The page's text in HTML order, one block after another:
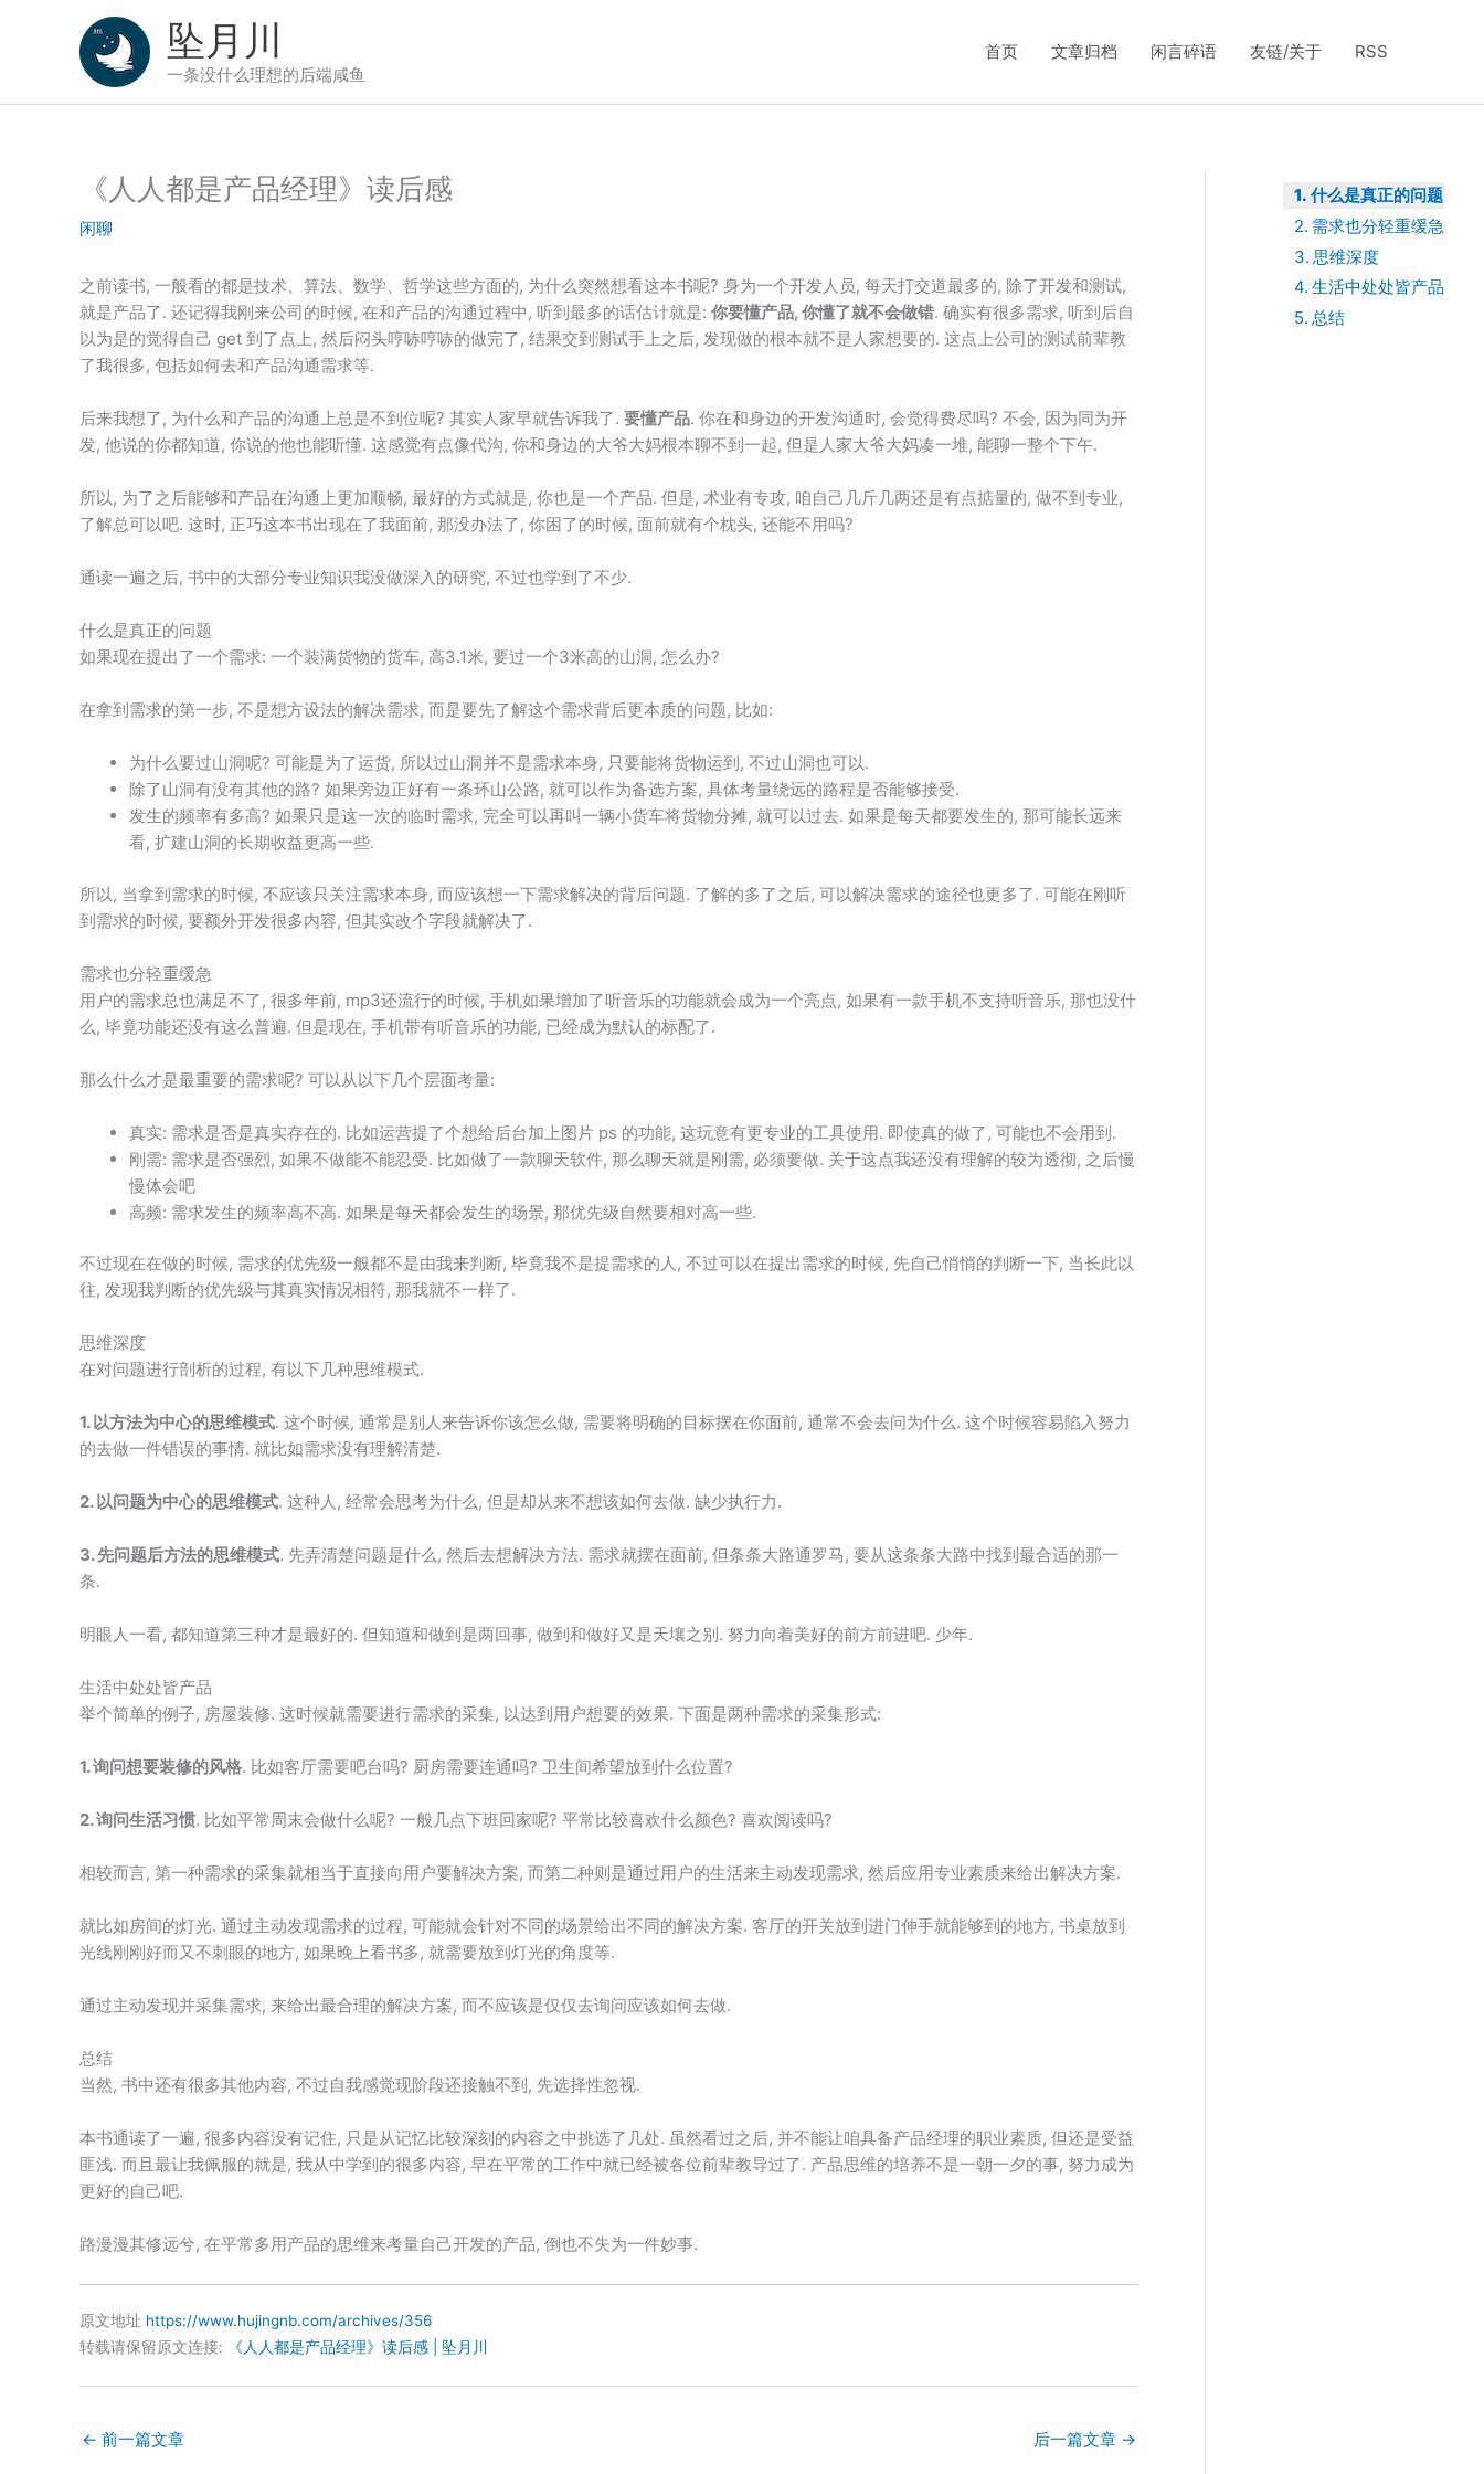
坠月川
一条没什么理想的后端咸鱼
首页 文章归档 闲言碎语 友链/关于 RSS
《人人都是产品经理》读后感
闲聊
之前读书, 一般看的都是技术、算法、数学、哲学这些方面的, 为什么突然想看这本书呢? 身为一个开发人员, 每天打交道最多的, 除了开发和测试,
就是产品了. 还记得我刚来公司的时候, 在和产品的沟通过程中, 听到最多的话估计就是: 你要懂产品, 你懂了就不会做错. 确实有很多需求, 听到后自
以为是的觉得自己 get 到了点上, 然后闷头哼哧哼哧的做完了, 结果交到测试手上之后, 发现做的根本就不是人家想要的. 这点上公司的测试前辈教
了我很多, 包括如何去和产品沟通需求等.
后来我想了, 为什么和产品的沟通上总是不到位呢? 其实人家早就告诉我了. 要懂产品. 你在和身边的开发沟通时, 会觉得费尽吗? 不会, 因为同为开
发, 他说的你都知道, 你说的他也能听懂. 这感觉有点像代沟, 你和身边的大爷大妈根本聊不到一起, 但是人家大爷大妈凑一堆, 能聊一整个下午.
所以, 为了之后能够和产品在沟通上更加顺畅, 最好的方式就是, 你也是一个产品. 但是, 术业有专攻, 咱自己几斤几两还是有点掂量的, 做不到专业,
了解总可以吧. 这时, 正巧这本书出现在了我面前, 那没办法了, 你困了的时候, 面前就有个枕头, 还能不用吗?
通读一遍之后, 书中的大部分专业知识我没做深入的研究, 不过也学到了不少.
什么是真正的问题
如果现在提出了一个需求: 一个装满货物的货车, 高3.1米, 要过一个3米高的山洞, 怎么办?
在拿到需求的第一步, 不是想方设法的解决需求, 而是要先了解这个需求背后更本质的问题, 比如:
为什么要过山洞呢? 可能是为了运货, 所以过山洞并不是需求本身, 只要能将货物运到, 不过山洞也可以.
除了山洞有没有其他的路? 如果旁边正好有一条环山公路, 就可以作为备选方案, 具体考量绕远的路程是否能够接受.
发生的频率有多高? 如果只是这一次的临时需求, 完全可以再叫一辆小货车将货物分摊, 就可以过去. 如果是每天都要发生的, 那可能长远来
看, 扩建山洞的长期收益更高一些.
所以, 当拿到需求的时候, 不应该只关注需求本身, 而应该想一下需求解决的背后问题. 了解的多了之后, 可以解决需求的途径也更多了. 可能在刚听
到需求的时候, 要额外开发很多内容, 但其实改个字段就解决了.
需求也分轻重缓急
用户的需求总也满足不了, 很多年前, mp3还流行的时候, 手机如果增加了听音乐的功能就会成为一个亮点, 如果有一款手机不支持听音乐, 那也没什
么, 毕竟功能还没有这么普遍. 但是现在, 手机带有听音乐的功能, 已经成为默认的标配了.
那么什么才是最重要的需求呢? 可以从以下几个层面考量:
真实: 需求是否是真实存在的. 比如运营提了个想给后台加上图片 ps 的功能, 这玩意有更专业的工具使用. 即使真的做了, 可能也不会用到.
刚需: 需求是否强烈, 如果不做能不能忍受. 比如做了一款聊天软件, 那么聊天就是刚需, 必须要做. 关于这点我还没有理解的较为透彻, 之后慢
慢体会吧
高频: 需求发生的频率高不高. 如果是每天都会发生的场景, 那优先级自然要相对高一些.
不过现在在做的时候, 需求的优先级一般都不是由我来判断, 毕竟我不是提需求的人, 不过可以在提出需求的时候, 先自己悄悄的判断一下, 当长此以
往, 发现我判断的优先级与其真实情况相符, 那我就不一样了.
思维深度
在对问题进行剖析的过程, 有以下几种思维模式.
1. 以方法为中心的思维模式. 这个时候, 通常是别人来告诉你该怎么做, 需要将明确的目标摆在你面前, 通常不会去问为什么. 这个时候容易陷入努力
的去做一件错误的事情. 就比如需求没有理解清楚.
2. 以问题为中心的思维模式. 这种人, 经常会思考为什么, 但是却从来不想该如何去做. 缺少执行力.
3. 先问题后方法的思维模式. 先弄清楚问题是什么, 然后去想解决方法. 需求就摆在面前, 但条条大路通罗马, 要从这条条大路中找到最合适的那一
条.
明眼人一看, 都知道第三种才是最好的. 但知道和做到是两回事, 做到和做好又是天壤之别. 努力向着美好的前方前进吧. 少年.
生活中处处皆产品
举个简单的例子, 房屋装修. 这时候就需要进行需求的采集, 以达到用户想要的效果. 下面是两种需求的采集形式:
1. 询问想要装修的风格. 比如客厅需要吧台吗? 厨房需要连通吗? 卫生间希望放到什么位置?
2. 询问生活习惯. 比如平常周末会做什么呢? 一般几点下班回家呢? 平常比较喜欢什么颜色? 喜欢阅读吗?
相较而言, 第一种需求的采集就相当于直接向用户要解决方案, 而第二种则是通过用户的生活来主动发现需求, 然后应用专业素质来给出解决方案.
就比如房间的灯光. 通过主动发现需求的过程, 可能就会针对不同的场景给出不同的解决方案. 客厅的开关放到进门伸手就能够到的地方, 书桌放到
光线刚刚好而又不刺眼的地方, 如果晚上看书多, 就需要放到灯光的角度等.
通过主动发现并采集需求, 来给出最合理的解决方案, 而不应该是仅仅去询问应该如何去做.
总结
当然, 书中还有很多其他内容, 不过自我感觉现阶段还接触不到, 先选择性忽视.
本书通读了一遍, 很多内容没有记住, 只是从记忆比较深刻的内容之中挑选了几处. 虽然看过之后, 并不能让咱具备产品经理的职业素质, 但还是受益
匪浅. 而且最让我佩服的就是, 我从中学到的很多内容, 早在平常的工作中就已经被各位前辈教导过了. 产品思维的培养不是一朝一夕的事, 努力成为
更好的自己吧.
路漫漫其修远兮, 在平常多用产品的思维来考量自己开发的产品, 倒也不失为一件妙事.
原文地址 https://www.hujingnb.com/archives/356
转载请保留原文连接:
《人人都是产品经理》读后感 | 坠月川
← 前一篇文章 后一篇文章 →
什么是真正的问题
需求也分轻重缓急
思维深度
生活中处处皆产品
总结